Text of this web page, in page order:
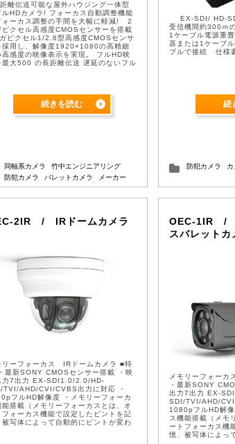
離伝送可能な屋外ハウジング一体型
ルHDカメラ! フォーカス自動調整機能
ォーカス調整の手間を大幅に軽減! 2
ピクセル高感度CMOSセンサーを搭載
ピクセル1/2.8型高感度CMOSセンサ
採用し、解像度1920×1080の高精細
高感度の映像表示を実現。 フルHD映
最大500 の長距離伝送 遅延のないフル
続きを読む
同軸系カメラ
竹中エンジニアリング
防犯カメラ
バレットカメラ メーカー
EX-SDI/ HD-
受信機間約300ｍ
1ケーブル電源重
器または1ケーブ
ブルで接続 仕様
続
防犯カメラ
2IR / IRドームカメラ
リーフォーカス IRドームカメラ ■特
最新SONY CMOSセンサー搭載 ・映
力7出力 EX-SDI1.0/2.0/HD-
TVI/AHD/CVI/CVBS出力に対応 ・
フルHD解像度 ・メモリーフォーカ
能搭載（メモリーフォーカスとは、オ
フォーカス機能で設定したピントを記
被写体によって自動的にピントが変わ
OEC-1IR /
スバレットカ
メモリーフォーカ
・最新SONY
出力7出力 EX-
SDI/TVI/AHD/
1080pフルHD解
ス機能搭載（メモ
ートフォーカス機
憶、被写体によっ